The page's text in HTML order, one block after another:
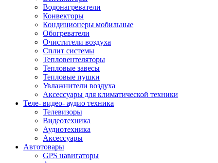
Водонагреватели
Конвекторы
Кондиционеры мобильные
Обогреватели
Очистители воздуха
Сплит системы
Тепловентеляторы
Тепловые завесы
Тепловые пушки
Увлажнители воздуха
Аксессуары для климатической техники
Теле- видео- аудио техника
Телевизоры
Видеотехника
Аудиотехника
Аксессуары
Автотовары
GPS навигаторы